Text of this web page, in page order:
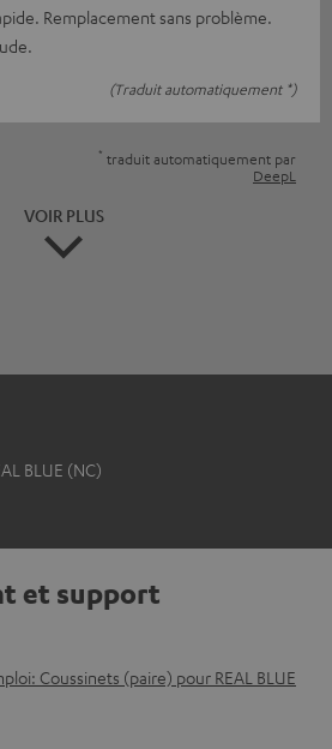
Remplacement sans problème.
(Traduit automatiquement *)
* traduit automatiquement par
DeepL
VOIR PLUS
BLUE (NC)
et support
Coussinets (paire) pour REAL BLUE